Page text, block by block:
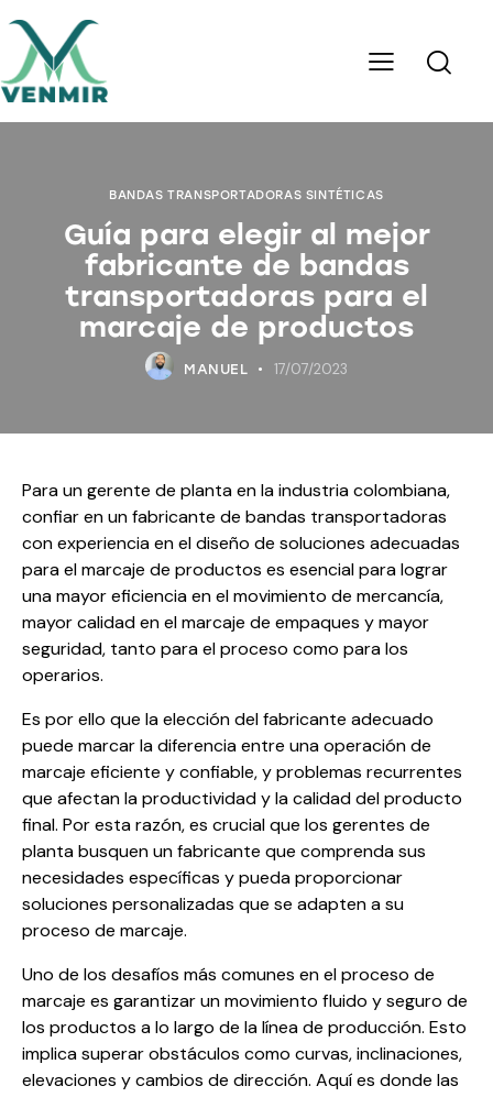
BANDAS TRANSPORTADORAS SINTÉTICAS
Guía para elegir al mejor
fabricante de bandas
transportadoras para el
marcaje de productos
MANUEL 17/07/2023
Para un gerente de planta en la industria colombiana,
confiar en un fabricante de bandas transportadoras
con experiencia en el diseño de soluciones adecuadas
para el marcaje de productos es esencial para lograr
una mayor eficiencia en el movimiento de mercancía,
mayor calidad en el marcaje de empaques y mayor
seguridad, tanto para el proceso como para los
operarios.
Es por ello que la elección del fabricante adecuado
puede marcar la diferencia entre una operación de
marcaje eficiente y confiable, y problemas recurrentes
que afectan la productividad y la calidad del producto
final. Por esta razón, es crucial que los gerentes de
planta busquen un fabricante que comprenda sus
necesidades específicas y pueda proporcionar
soluciones personalizadas que se adapten a su
proceso de marcaje.
Uno de los desafíos más comunes en el proceso de
marcaje es garantizar un movimiento fluido y seguro de
los productos a lo largo de la línea de producción. Esto
implica superar obstáculos como curvas, inclinaciones,
elevaciones y cambios de dirección. Aquí es donde las